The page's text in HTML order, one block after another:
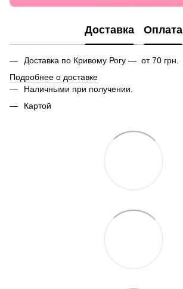
Доставка Оплата
Доставка по Кривому Рогу — от 70 грн.
Подробнее о доставке
Наличными при получении.
Картой